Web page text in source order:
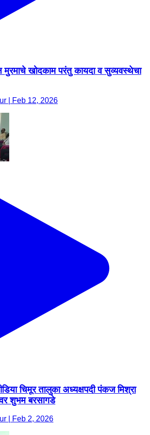
मुरमाचे खोदकाम परंतु कायदा व सुव्यवस्थेचा
| Feb 12, 2026
चिमूर तालुका अध्यक्षपदी पंकज मिश्रा
शुभम बरसागडे
| Feb 2, 2026